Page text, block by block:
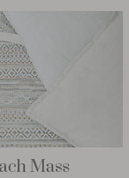
Mass